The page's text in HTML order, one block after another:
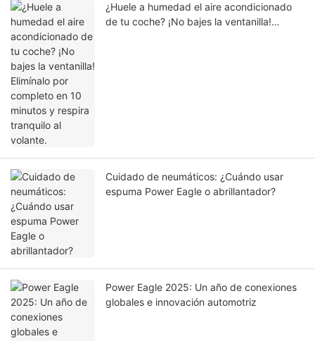
¿Huele a humedad el aire acondicionado
de tu coche? ¡No bajes la ventanilla!
Cuidado de neumáticos: ¿Cuándo usar
espuma Power Eagle o abrillantador?
Power Eagle 2025: Un año de conexiones
globales e innovación automotriz